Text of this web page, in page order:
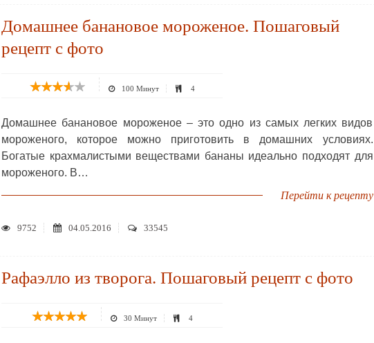
Домашнее банановое мороженое. Пошаговый
рецепт с фото
100 Минут 4
Домашнее банановое мороженое – это одно из самых легких видов
мороженого, которое можно приготовить в домашних условиях.
Богатые крахмалистыми веществами бананы идеально подходят для
мороженого. В…
Перейти к рецепту
9752 04.05.2016 33545
Рафаэлло из творога. Пошаговый рецепт с фото
30 Минут 4